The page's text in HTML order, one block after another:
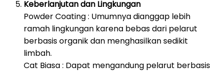
Keberlanjutan dan Lingkungan
Powder Coating : Umumnya dianggap lebih
ramah lingkungan karena bebas dari pelarut
berbasis organik dan menghasilkan sedikit
limbah.
Cat Biasa : Dapat mengandung pelarut berbasis